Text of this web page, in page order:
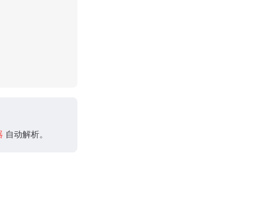
自动解析。